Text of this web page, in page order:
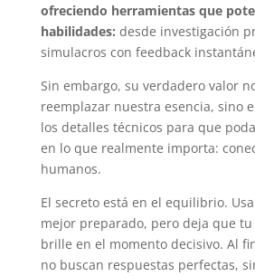
ofreciendo herramientas que
habilidades: desde investigación
simulacros con feedback
Sin embargo, su verdadero valor
reemplazar nuestra esencia, sino
los detalles técnicos para que
en lo que realmente importa:
humanos.
El secreto está en el equilibrio.
mejor preparado, pero deja que
brille en el momento decisivo. Al
no buscan respuestas perfectas,